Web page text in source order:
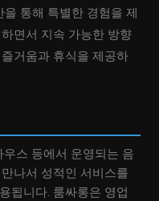
통해 특별한 경험을 제
면서 지속 가능한 방향
거움과 휴식을 제공하
스 등에서 운영되는 음
나서 성적인 서비스를
됩니다. 룸싸롱은 영업